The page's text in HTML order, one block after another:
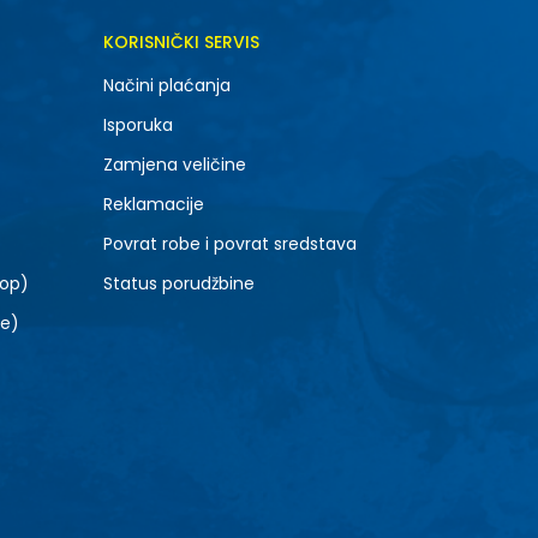
KORISNIČKI SERVIS
Načini plaćanja
Isporuka
Zamjena veličine
Reklamacije
Povrat robe i povrat sredstava
Status porudžbine